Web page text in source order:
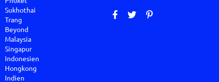
Sukhothai
Trang
Beyond
Malaysia
Singapur
Indonesien
Hongkong
Indien